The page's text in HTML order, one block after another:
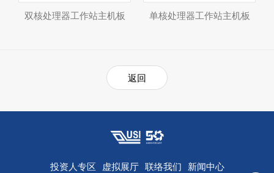
双核处理器工作站主机板 单核处理器工作站主机板
返回
投资人专区 虚拟展厅 联络我们 新闻中心